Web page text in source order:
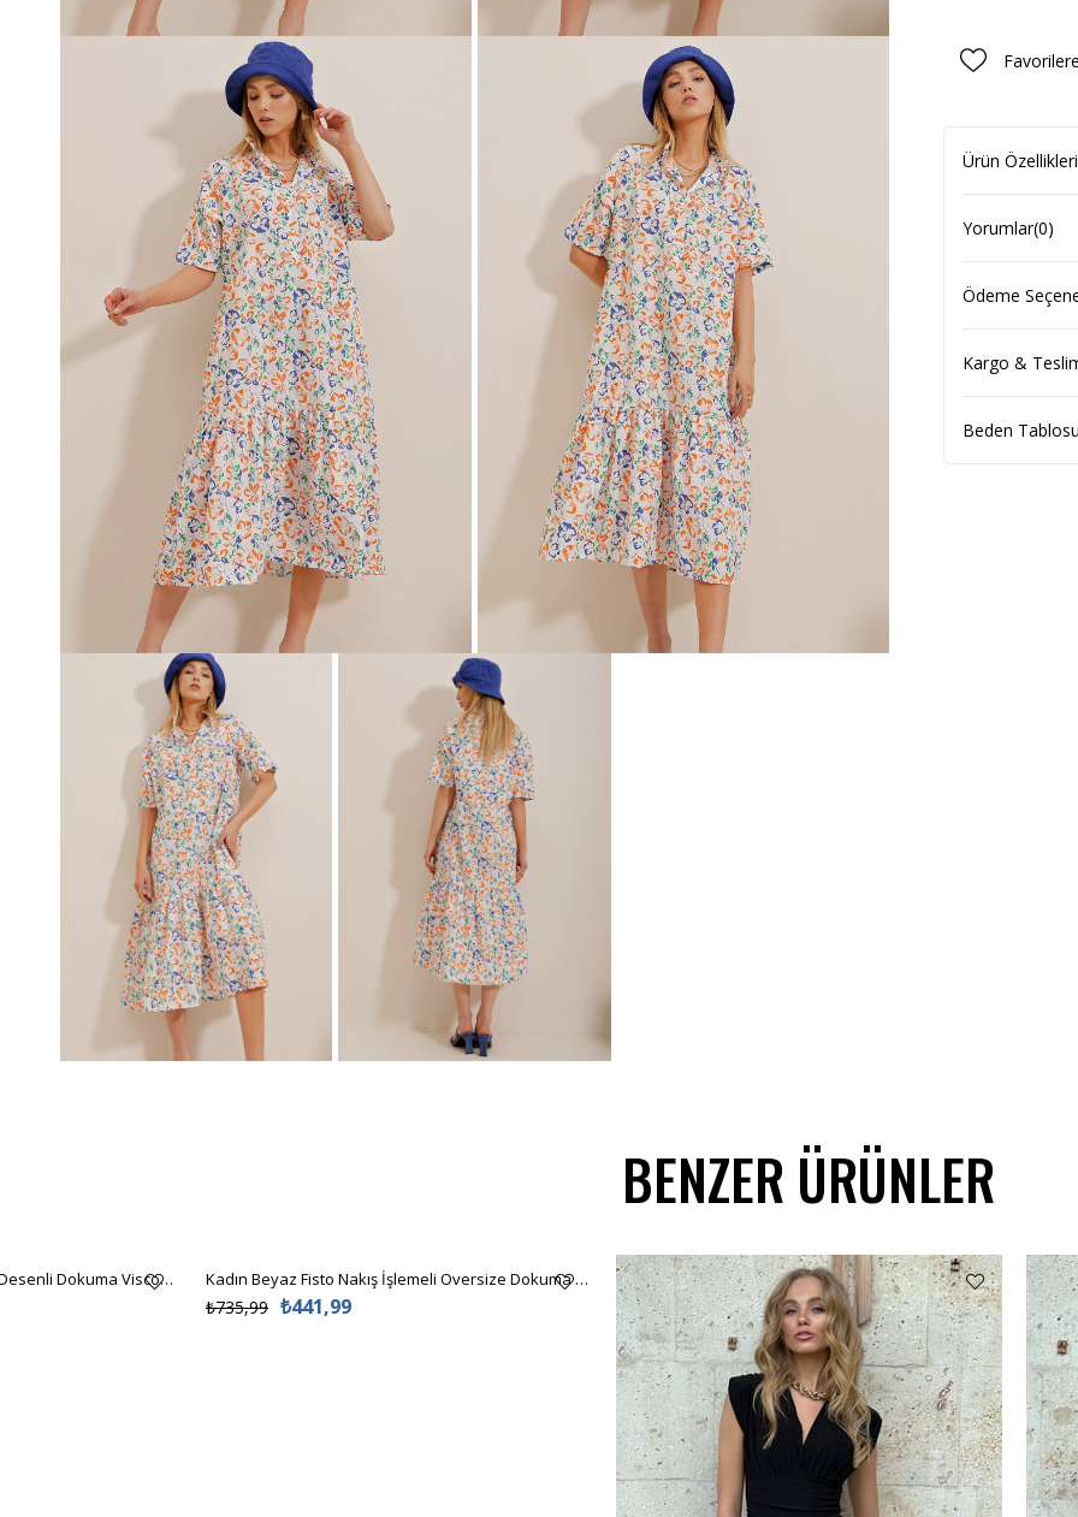
Ürün Özellikleri
Yorumlar(0)
Ödeme
Kargo &
Beden Tablosu
BENZER ÜRÜNLER
Kadın Siyah-Krem Puantiye Desenli Dokuma Viscon Gömlek Elbise ALC-X6247 Kadın Beyaz Fisto Nakış İşlemeli Oversize Dokuma Gömlek Elbise ALC-X13432
₺441,99
₺735,99